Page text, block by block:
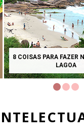
8 COISAS PARA FAZER
LAGOA